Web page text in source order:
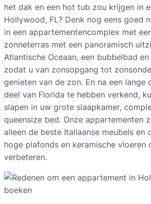
het dak en een hot tub zou krijgen in
Hollywood, FL? Denk nog eens goed
in een appartementencomplex met
zonneterras met een panoramisch
Atlantische Oceaan, een bubbelbad
zodat u van zonsopgang tot
genieten van de zon. En na een
deel van Florida te hebben verkend,
slapen in uw grote slaapkamer,
queensize bed. Onze appartementen
alleen de beste Italiaanse meubels en
hoge plafonds en keramische vloeren
verbeteren.